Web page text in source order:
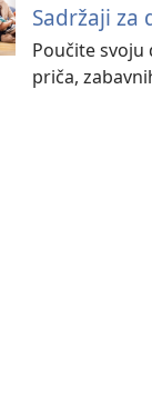
Sadržaji za
Poučite
priča,